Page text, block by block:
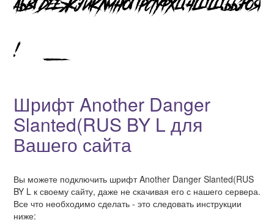
Шрифт Another Danger
Slanted(RUS BY L для
Вашего сайта
Вы можете подключить шрифт Another Danger Slanted(RUS
BY L к своему сайту, даже не скачивая его с нашего сервера.
Все что необходимо сделать - это следовать инструкции
ниже: